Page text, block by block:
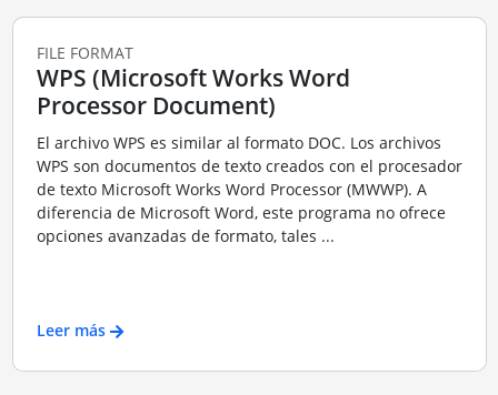
FILE FORMAT
WPS (Microsoft Works Word
Processor Document)
El archivo WPS es similar al formato DOC. Los archivos
WPS son documentos de texto creados con el procesador
de texto Microsoft Works Word Processor (MWWP). A
diferencia de Microsoft Word, este programa no ofrece
opciones avanzadas de formato, tales ...
Leer más